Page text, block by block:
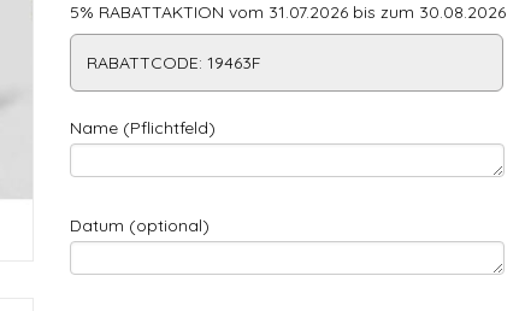
5% RABATTAKTION vom 31.07.2026 bis zum 30.08.2026
RABATTCODE: 19463F
Name (Pflichtfeld)
Datum (optional)